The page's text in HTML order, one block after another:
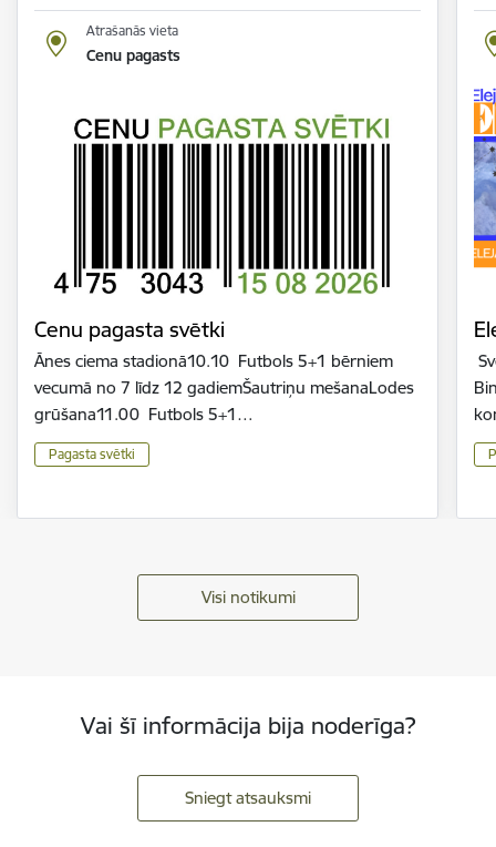
Atrašanās vieta
Cenu pagasts
Cenu pagasta svētki
Ānes ciema stadionā10.10 Futbols 5+1 bērniem
vecumā no 7 līdz 12 gadiemŠautriņu mešanaLodes
grūšana11.00 Futbols 5+1…
Pagasta svētki
Visi notikumi
Vai šī informācija bija noderīga?
Sniegt atsauksmi